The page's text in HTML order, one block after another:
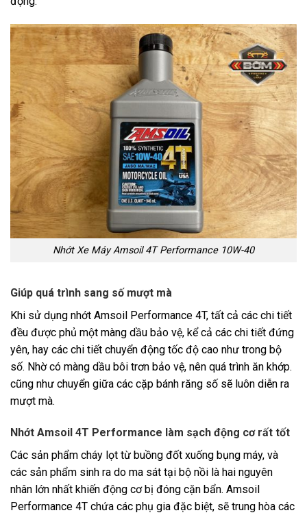
Nhớt Xe Máy Amsoil 4T Performance 10W-40
Giúp quá trình sang số mượt mà
Khi sử dụng nhớt Amsoil Performance 4T, tất cả các chi tiết
đều được phủ một màng dầu bảo vệ, kể cả các chi tiết đứng
yên, hay các chi tiết chuyển động tốc độ cao như trong bộ
số. Nhờ có màng dầu bôi trơn bảo vệ, nên quá trình ăn khớp.
cũng như chuyển giữa các cặp bánh răng số sẽ luôn diễn ra
mượt mà.
Nhớt Amsoil 4T Performance làm sạch động cơ rất tốt
Các sản phẩm cháy lọt từ buồng đốt xuống bụng máy, và
các sản phẩm sinh ra do ma sát tại bộ nồi là hai nguyên
nhân lớn nhất khiến động cơ bị đóng cặn bẩn. Amsoil
Performance 4T chứa các phụ gia đặc biệt, sẽ trung hòa các